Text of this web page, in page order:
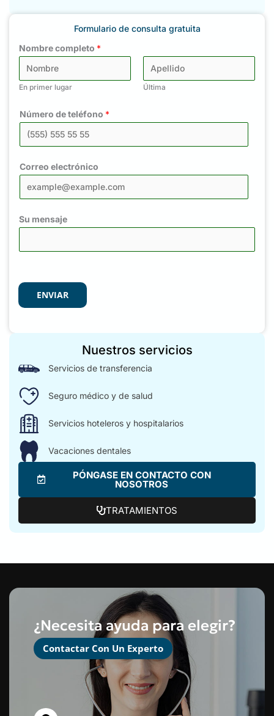
Formulario de consulta gratuita
Nombre completo *
En primer lugar Última
Número de teléfono *
Correo electrónico
Su mensaje
ENVIAR
Nuestros servicios
Servicios de transferencia
Seguro médico y de salud
Servicios hoteleros y hospitalarios
Vacaciones dentales
PÓNGASE EN CONTACTO CON
NOSOTROS
TRATAMIENTOS
¿Necesita ayuda para elegir?
Contactar Con Un Experto